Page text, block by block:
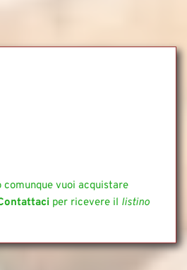
per ricevere il listino